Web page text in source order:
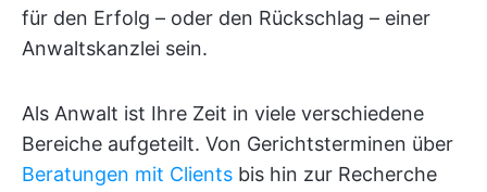
für den Erfolg – oder den Rückschlag – einer
Anwaltskanzlei sein.
Als Anwalt ist Ihre Zeit in viele verschiedene
Bereiche aufgeteilt. Von Gerichtsterminen über
Beratungen mit Clients bis hin zur Recherche